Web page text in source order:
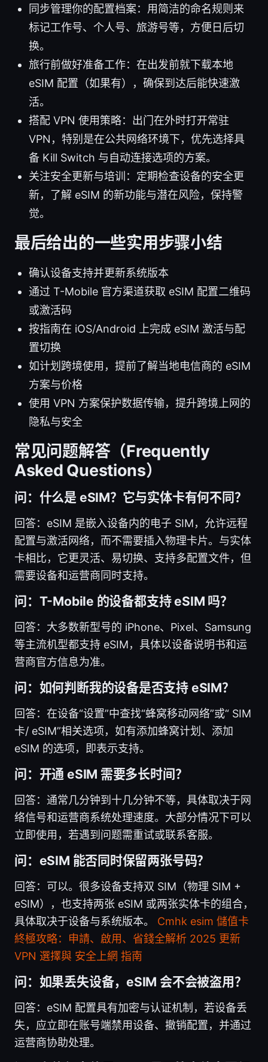
同步管理你的配置档案：用简洁的命名规则来
标记工作号、个人号、旅游号等，方便日后切
换。
旅行前做好准备工作：在出发前就下载本地
eSIM 配置（如果有），确保到达后能快速激
活。
搭配 VPN 使用策略：出门在外时打开常驻
VPN，特别是在公共网络环境下，优先选择具
备 Kill Switch 与自动连接选项的方案。
关注安全更新与培训：定期检查设备的安全更
新，了解 eSIM 的新功能与潜在风险，保持警
觉。
最后给出的一些实用步骤小结
确认设备支持并更新系统版本
通过 T-Mobile 官方渠道获取 eSIM 配置二维码
或激活码
按指南在 iOS/Android 上完成 eSIM 激活与配
置切换
如计划跨境使用，提前了解当地电信商的 eSIM
方案与价格
使用 VPN 方案保护数据传输，提升跨境上网的
隐私与安全
常见问题解答（Frequently
Asked Questions）
问：什么是 eSIM？它与实体卡有何不同？
回答：eSIM 是嵌入设备内的电子 SIM，允许远程
配置与激活网络，而不需要插入物理卡片。与实体
卡相比，它更灵活、易切换、支持多配置文件，但
需要设备和运营商同时支持。
问：T-Mobile 的设备都支持 eSIM 吗？
回答：大多数新型号的 iPhone、Pixel、Samsung
等主流机型都支持 eSIM，具体以设备说明书和运
营商官方信息为准。
问：如何判断我的设备是否支持 eSIM？
回答：在设备“设置”中查找“蜂窝移动网络”或“ SIM
卡/ eSIM”相关选项，如有添加蜂窝计划、添加
eSIM 的选项，即表示支持。
问：开通 eSIM 需要多长时间？
回答：通常几分钟到十几分钟不等，具体取决于网
络信号和运营商系统处理速度。大部分情况下可以
立即使用，若遇到问题需重试或联系客服。
问：eSIM 能否同时保留两张号码？
回答：可以。很多设备支持双 SIM（物理 SIM +
eSIM），也支持两张 eSIM 或两张实体卡的组合，
具体取决于设备与系统版本。 Cmhk esim 儲值卡
終極攻略：申請、啟用、省錢全解析 2025 更新
VPN 選擇與 安全上網 指南
问：如果丢失设备，eSIM 会不会被盗用？
回答：eSIM 配置具有加密与认证机制，若设备丢
失，应立即在账号端禁用设备、撤销配置，并通过
运营商协助处理。